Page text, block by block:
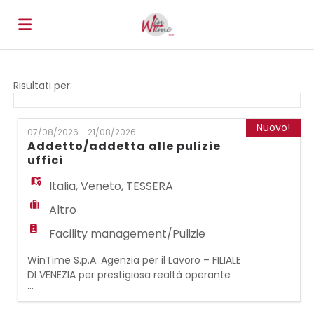
Offerte
di
lavoro
Carica
il
CV
Login
Lingua
Risultati per:
07/08/2026 - 21/08/2026
Addetto/addetta alle pulizie
uffici
Italia,Veneto, TESSERA
Altro
Facility management/Pulizie
WinTime S.p.A. Agenzia per il Lavoro – FILIALE
DI VENEZIA per prestigiosa realtà operante
nel settore dei multiservizi, ricerca una/un:
ADDETTO/ADDETTA ALLE PULIZIE UFFICI La
...
Nuovo!